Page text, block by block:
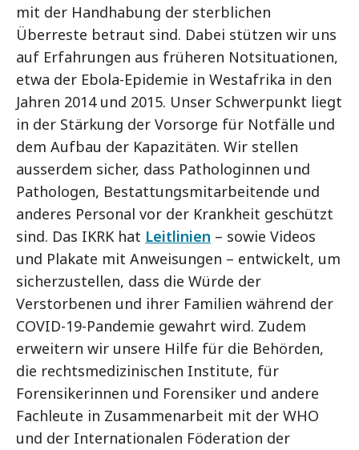
mit der Handhabung der sterblichen
Überreste betraut sind. Dabei stützen wir uns
auf Erfahrungen aus früheren Notsituationen,
etwa der Ebola-Epidemie in Westafrika in den
Jahren 2014 und 2015. Unser Schwerpunkt liegt
in der Stärkung der Vorsorge für Notfälle und
dem Aufbau der Kapazitäten. Wir stellen
ausserdem sicher, dass Pathologinnen und
Pathologen, Bestattungsmitarbeitende und
anderes Personal vor der Krankheit geschützt
sind. Das IKRK hat Leitlinien – sowie Videos
und Plakate mit Anweisungen – entwickelt, um
sicherzustellen, dass die Würde der
Verstorbenen und ihrer Familien während der
COVID-19-Pandemie gewahrt wird. Zudem
erweitern wir unsere Hilfe für die Behörden,
die rechtsmedizinischen Institute, für
Forensikerinnen und Forensiker und andere
Fachleute in Zusammenarbeit mit der WHO
und der Internationalen Föderation der